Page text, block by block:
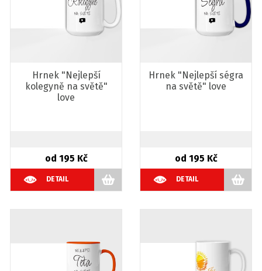
Hrnek "Nejlepší
kolegyně na světě"
love
od 195 Kč
DETAIL
Hrnek "Nejlepší ségra
na světě" love
od 195 Kč
DETAIL